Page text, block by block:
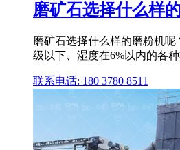
磨矿石选择什么样
磨矿石选择什么样的磨粉机
级以下、湿度在6%以内的各
联系电话: 180 3780 8511